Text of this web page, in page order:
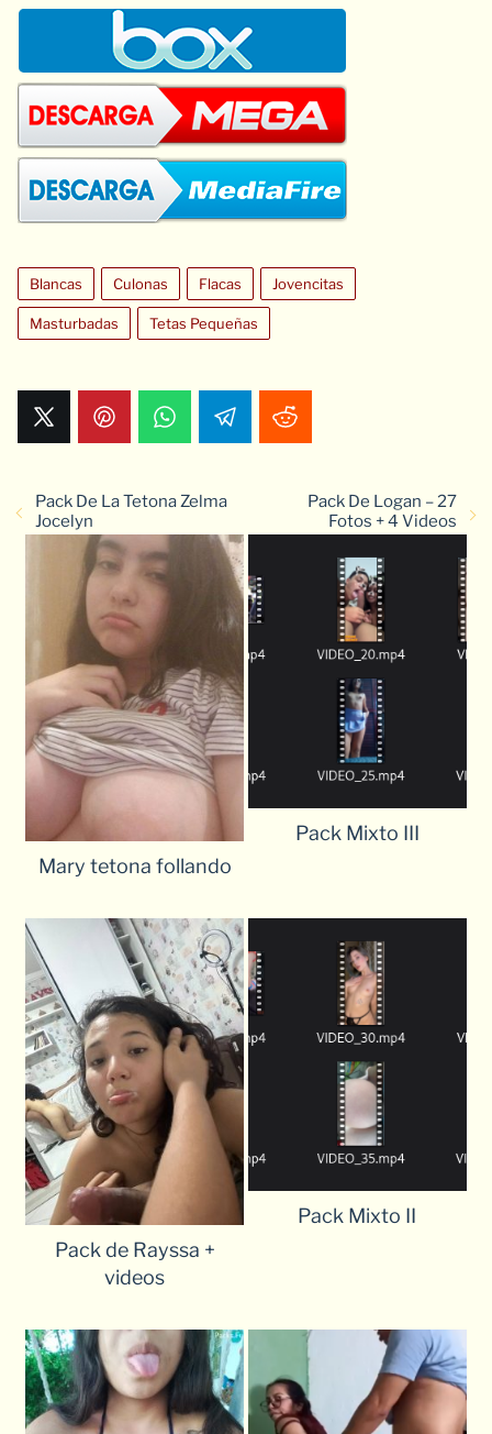
Blancas Culonas Flacas Jovencitas
Masturbadas Tetas Pequeñas
Pack De La Tetona Zelma
Jocelyn
Pack De Logan – 27
Fotos + 4 Videos
Mary tetona follando
Pack Mixto III
Pack de Rayssa +
videos
Pack Mixto II